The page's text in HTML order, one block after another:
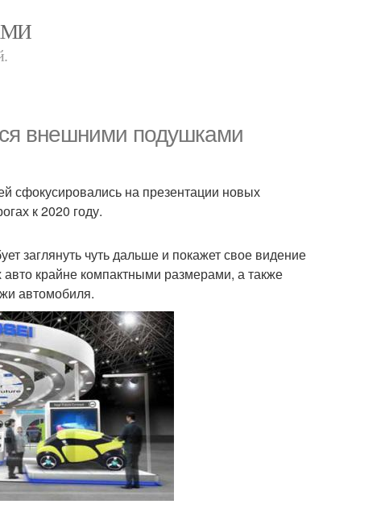
внешними подушками
сфокусировались на презентации новых
к 2020 году.
заглянуть чуть дальше и покажет свое видение
крайне компактными размерами, а также
автомобиля.